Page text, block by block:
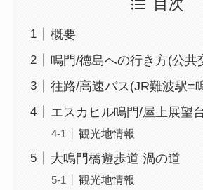
目次
概要
鳴門/徳島への行き方(公共
往路/高速バス(JR難波駅=
エスカヒル鳴門/屋上展望
観光地情報
大鳴門橋遊歩道 渦の道
観光地情報